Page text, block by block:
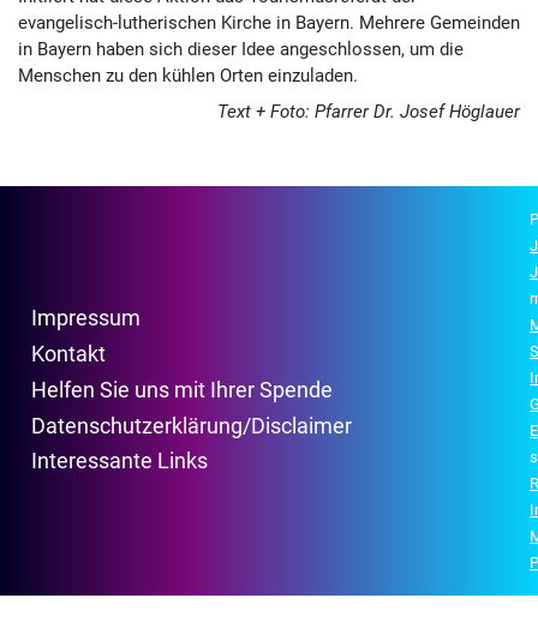
evangelisch-lutherischen Kirche in Bayern. Mehrere Gemeinden
in Bayern haben sich dieser Idee angeschlossen, um die
Menschen zu den kühlen Orten einzuladen.
Text + Foto: Pfarrer Dr. Josef Höglauer
Impressum
Kontakt
Helfen Sie uns mit Ihrer Spende
Datenschutzerklärung/Disclaimer
Interessante Links